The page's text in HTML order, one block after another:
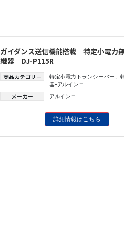
ガイダンス送信機能搭載 特定小電力
継器 DJ-P115R
商品カテゴリー 特定小電力トランシーバー、
器-アルインコ
メーカー アルインコ
詳細情報はこちら